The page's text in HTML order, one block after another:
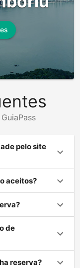
pelo site
aceitos?
de
reserva?